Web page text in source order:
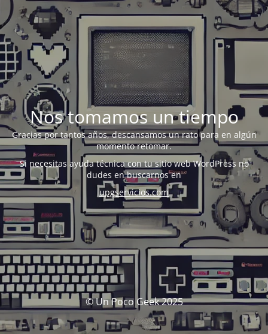
Nos tomamos un tiempo
Gracias por tantos años, descansamos un rato para en algún
momento retomar.
Si necesitas ayuda técnica con tu sitio web WordPress no
dudes en buscarnos en
upgservicios.com
© Un Poco Geek 2025